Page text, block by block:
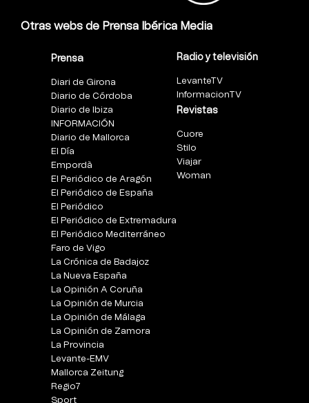
Otras webs de Prensa Ibérica Media
Prensa
Diari de Girona
Diario de Córdoba
Diario de Ibiza
INFORMACIÓN
Diario de Mallorca
El Día
Empordà
El Periódico de Aragón
El Periódico de España
El Periódico
El Periódico de Extremadura
El Periódico Mediterráneo
Faro de Vigo
La Crónica de Badajoz
La Nueva España
La Opinión A Coruña
La Opinión de Murcia
La Opinión de Málaga
La Opinión de Zamora
La Provincia
Levante-EMV
Mallorca Zeitung
Regio7
Sport
Radio y televisión
LevanteTV
InformacionTV
Revistas
Cuore
Stilo
Viajar
Woman